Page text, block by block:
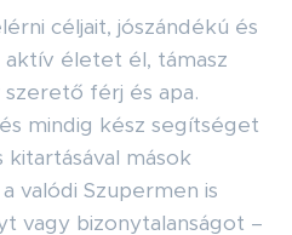
céljait, jószándékú és
életet él, támasz
szerető férj és apa.
mindig kész segítséget
kitartásával mások
valódi Szupermen is
vagy bizonytalanságot –